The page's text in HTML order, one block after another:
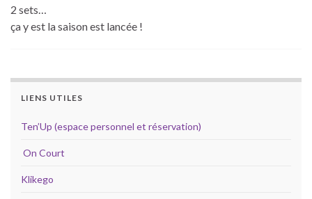
2 sets…
ça y est la saison est lancée !
LIENS UTILES
Ten’Up (espace personnel et réservation)
On Court
Klikego